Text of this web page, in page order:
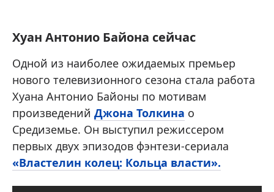
Хуан Антонио Байона сейчас
Одной из наиболее ожидаемых премьер
нового телевизионного сезона стала работа
Хуана Антонио Байоны по мотивам
произведений Джона Толкина о
Средиземье. Он выступил режиссером
первых двух эпизодов фэнтези-сериала
«Властелин колец: Кольца власти».